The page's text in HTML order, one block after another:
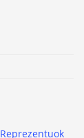
Reprezentuok